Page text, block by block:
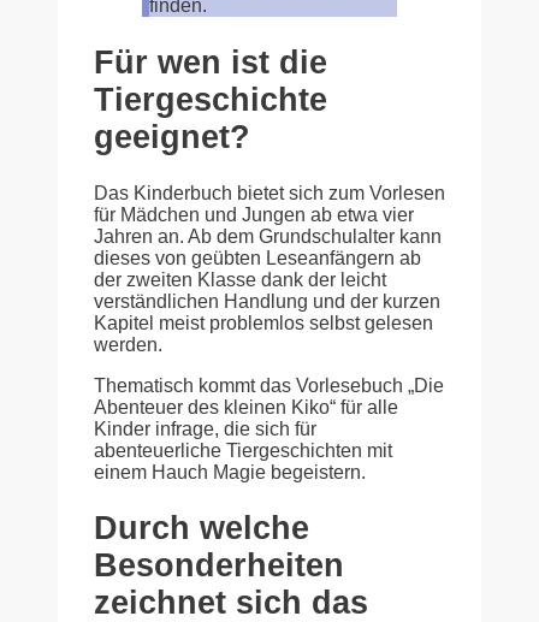
finden.
Für wen ist die
Tiergeschichte
geeignet?
Das Kinderbuch bietet sich zum Vorlesen
für Mädchen und Jungen ab etwa vier
Jahren an. Ab dem Grundschulalter kann
dieses von geübten Leseanfängern ab
der zweiten Klasse dank der leicht
verständlichen Handlung und der kurzen
Kapitel meist problemlos selbst gelesen
werden.
Thematisch kommt das Vorlesebuch „Die
Abenteuer des kleinen Kiko“ für alle
Kinder infrage, die sich für
abenteuerliche Tiergeschichten mit
einem Hauch Magie begeistern.
Durch welche
Besonderheiten
zeichnet sich das